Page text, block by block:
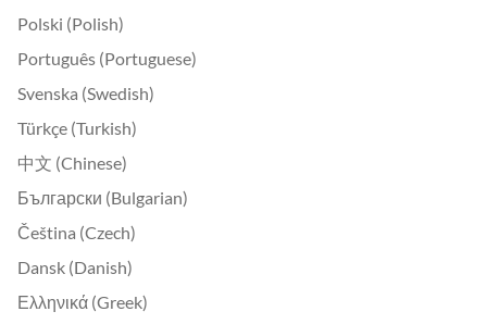
Polski (Polish)
Português (Portuguese)
Svenska (Swedish)
Türkçe (Turkish)
中文 (Chinese)
Български (Bulgarian)
Čeština (Czech)
Dansk (Danish)
Ελληνικά (Greek)